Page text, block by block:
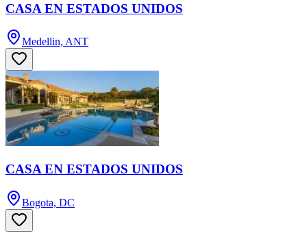
CASA EN ESTADOS UNIDOS
Medellin, ANT
CASA EN ESTADOS UNIDOS
Bogota, DC